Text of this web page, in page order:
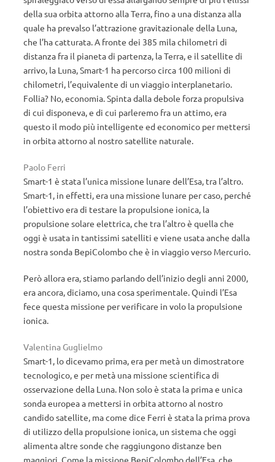
della sua orbita attorno alla Terra, fino a una distanza alla
quale ha prevalso l’attrazione gravitazionale della Luna,
che l’ha catturata. A fronte dei 385 mila chilometri di
distanza fra il pianeta di partenza, la Terra, e il satellite di
arrivo, la Luna, Smart-1 ha percorso circa 100 milioni di
chilometri, l’equivalente di un viaggio interplanetario.
Follia? No, economia. Spinta dalla debole forza propulsiva
di cui disponeva, e di cui parleremo fra un attimo, era
questo il modo più intelligente ed economico per mettersi
in orbita attorno al nostro satellite naturale.
Paolo Ferri
Smart-1 è stata l’unica missione lunare dell’Esa, tra l’altro.
Smart-1, in effetti, era una missione lunare per caso, perché
l’obiettivo era di testare la propulsione ionica, la
propulsione solare elettrica, che tra l’altro è quella che
oggi è usata in tantissimi satelliti e viene usata anche dalla
nostra sonda BepiColombo che è in viaggio verso Mercurio.
Però allora era, stiamo parlando dell’inizio degli anni 2000,
era ancora, diciamo, una cosa sperimentale. Quindi l’Esa
fece questa missione per verificare in volo la propulsione
ionica.
Valentina Guglielmo
Smart-1, lo dicevamo prima, era per metà un dimostratore
tecnologico, e per metà una missione scientifica di
osservazione della Luna. Non solo è stata la prima e unica
sonda europea a mettersi in orbita attorno al nostro
candido satellite, ma come dice Ferri è stata la prima prova
di utilizzo della propulsione ionica, un sistema che oggi
alimenta altre sonde che raggiungono distanze ben
maggiori. Come la missione BepiColombo dell’Esa, che